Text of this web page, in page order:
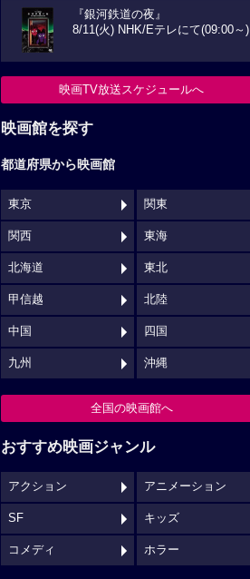
『銀河鉄道の夜』
8/11(火) NHK/Eテレにて(09:00～)
映画TV放送スケジュールへ
映画館を探す
都道府県から映画館
東京 関東
関西 東海
北海道 東北
甲信越 北陸
中国 四国
九州 沖縄
全国の映画館へ
おすすめ映画ジャンル
アクション アニメーション
SF キッズ
コメディ ホラー